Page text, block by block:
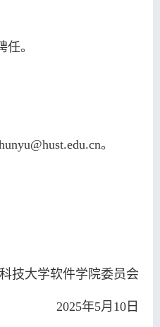
。
。
技大学软件学院委员会
2025年5月10日